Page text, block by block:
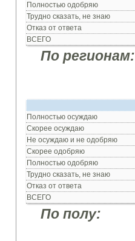
Полностью одобряю
Трудно сказать, не знаю
Отказ от ответа
ВСЕГО
По регионам:
Полностью осуждаю
Скорее осуждаю
Не осуждаю и не одобряю
Скорее одобряю
Полностью одобряю
Трудно сказать, не знаю
Отказ от ответа
ВСЕГО
По полу: